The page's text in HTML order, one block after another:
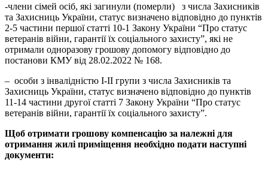
-члени сімей осіб, які загинули (померли) з числа Захисників
та Захисниць України, статус визначено відповідно до пунктів
2-5 частини першої статті 10-1 Закону України “Про статус
ветеранів війни, гарантії їх соціального захисту”, які не
отримали одноразову грошову допомогу відповідно до
постанови КМУ від 28.02.2022 № 168.
– особи з інвалідністю I-II групи з числа Захисників та
Захисниць України, статус визначено відповідно до пунктів
11-14 частини другої статті 7 Закону України “Про статус
ветеранів війни, гарантії їх соціального захисту”.
Щоб отримати грошову компенсацію за належні для
отримання жилі приміщення необхідно подати наступні
документи: